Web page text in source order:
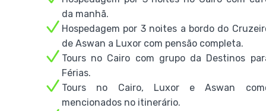
da manhã.
Hospedagem por 3 noites a bordo do
de Aswan a Luxor com pensão completa.
Tours no Cairo com grupo da Destinos
Férias.
Tours no Cairo, Luxor e Aswan
mencionados no itinerário.